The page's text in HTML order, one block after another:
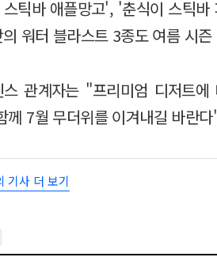
틱바 애플망고', '춘식이 스틱
워터 블라스트 3종도 여름 시
스 관계자는 "프리미엄 디저트
께 7월 무더위를 이겨내길 바란
기사 더 보기